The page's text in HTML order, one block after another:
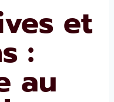
et
:
au